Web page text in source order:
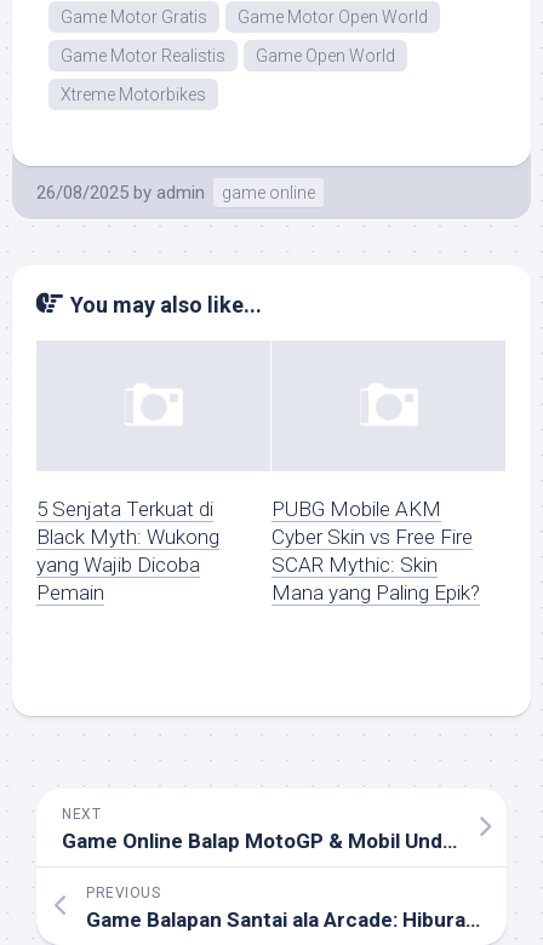
Game Motor Gratis
Game Motor Open World
Game Motor Realistis
Game Open World
Xtreme Motorbikes
26/08/2025 by admin game online
You may also like...
5 Senjata Terkuat di
Black Myth: Wukong
yang Wajib Dicoba
Pemain
PUBG Mobile AKM
Cyber Skin vs Free Fire
SCAR Mythic: Skin
Mana yang Paling Epik?
NEXT
Game Online Balap MotoGP & Mobil Underground: Kombinasi Epic yang Bikin Adrenalin Memuncak
PREVIOUS
Game Balapan Santai ala Arcade: Hiburan Ringan untuk Semua Kalangan